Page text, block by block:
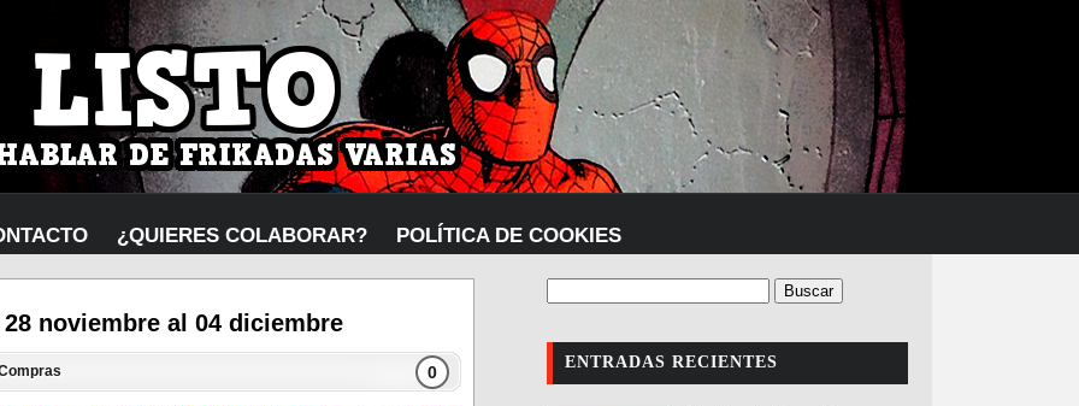
¿QUIERES COLABORAR? POLÍTICA DE COOKIES
noviembre al 04 diciembre
0
ENTRADAS RECIENTES